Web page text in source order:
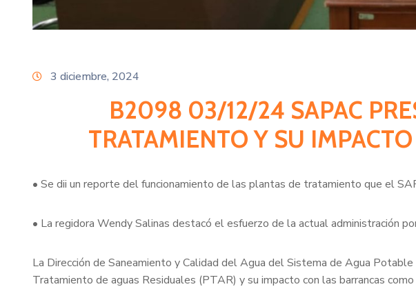
3 diciembre, 2024
B2098 03/12/24 SAPAC
TRATAMIENTO Y SU
• Se dii un reporte del funcionamiento de las plantas de tratamiento que el
• La regidora Wendy Salinas destacó el esfuerzo de la actual administración
La Dirección de Saneamiento y Calidad del Agua del Sistema de Agua
Tratamiento de aguas Residuales (PTAR) y su impacto con las barrancas